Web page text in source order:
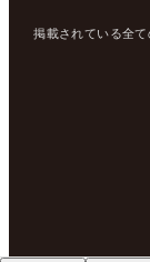
掲載されている全